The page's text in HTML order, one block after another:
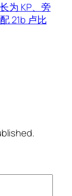
为 KP、旁
21b 卢比